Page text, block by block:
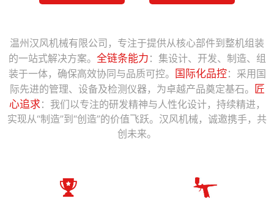
温州汉风机械有限公司，专注于提供从核心部件到整机组装
的一站式解决方案。 全链条能力 ：集设计、开发、制造、组
装于一体，确保高效协同与品质可控。
国际化品控：采用国
际先进的管理、设备及检测仪器，为卓越产品奠定基石。
匠
心追求：我们以专注的研发精神与人性化设计，持续精进，
实现从“制造”到“创造”的价值飞跃。汉风机械，诚邀携手，共
创未来。